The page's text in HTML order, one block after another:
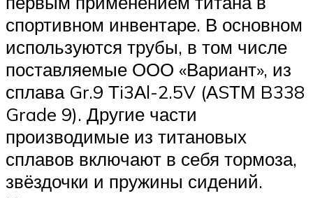
спортивном инвентаре. В основном
используются трубы, в том числе
поставляемые ООО «Вариант», из
сплава Gr.9 Тi3Аl-2.5V (АSТМ B338
Grade 9). Другие части
производимые из титановых
сплавов включают в себя тормоза,
звёздочки и пружины сидений.